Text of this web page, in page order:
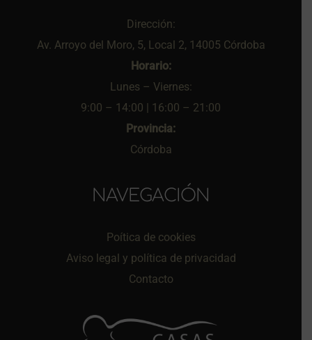
Dirección:
Av. Arroyo del Moro, 5, Local 2, 14005 Córdoba
Horario:
Lunes – Viernes:
9:00 – 14:00 | 16:00 – 21:00
Provincia:
Córdoba
NAVEGACIÓN
Poítica de cookies
Aviso legal y política de privacidad
Contacto